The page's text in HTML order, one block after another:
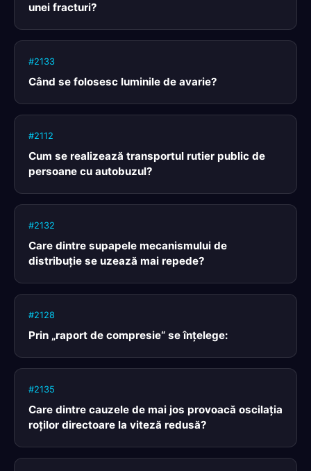
unei fracturi?
#2133
Când se folosesc luminile de avarie?
#2112
Cum se realizează transportul rutier public de
persoane cu autobuzul?
#2132
Care dintre supapele mecanismului de
distribuţie se uzează mai repede?
#2128
Prin „raport de compresie“ se înţelege:
#2135
Care dintre cauzele de mai jos provoacă oscilaţia
roţilor directoare la viteză redusă?